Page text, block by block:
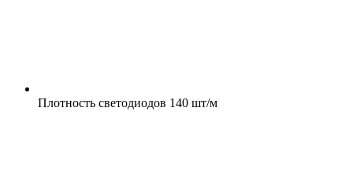
Плотность светодиодов 140 шт/м